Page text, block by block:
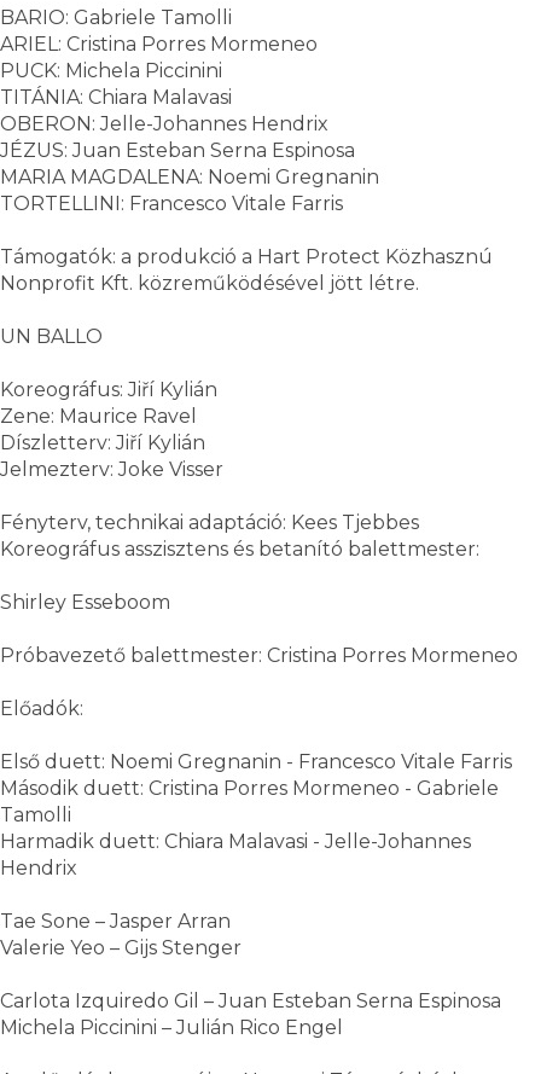
BARIO: Gabriele Tamolli
ARIEL: Cristina Porres Mormeneo
PUCK: Michela Piccinini
TITÁNIA: Chiara Malavasi
OBERON: Jelle-Johannes Hendrix
JÉZUS: Juan Esteban Serna Espinosa
MARIA MAGDALENA: Noemi Gregnanin
TORTELLINI: Francesco Vitale Farris
Támogatók: a produkció a Hart Protect Közhasznú
Nonprofit Kft. közreműködésével jött létre.
UN BALLO
Koreográfus: Jiří Kylián
Zene: Maurice Ravel
Díszletterv: Jiří Kylián
Jelmezterv: Joke Visser
Fényterv, technikai adaptáció: Kees Tjebbes
Koreográfus asszisztens és betanító balettmester:
Shirley Esseboom
Próbavezető balettmester: Cristina Porres Mormeneo
Előadók:
Első duett: Noemi Gregnanin - Francesco Vitale Farris
Második duett: Cristina Porres Mormeneo - Gabriele
Tamolli
Harmadik duett: Chiara Malavasi - Jelle-Johannes
Hendrix
Tae Sone – Jasper Arran
Valerie Yeo – Gijs Stenger
Carlota Izquiredo Gil – Juan Esteban Serna Espinosa
Michela Piccinini – Julián Rico Engel